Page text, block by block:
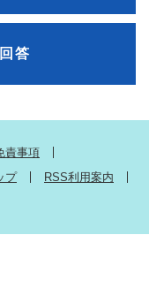
答
責事項
プ
RSS利用案内